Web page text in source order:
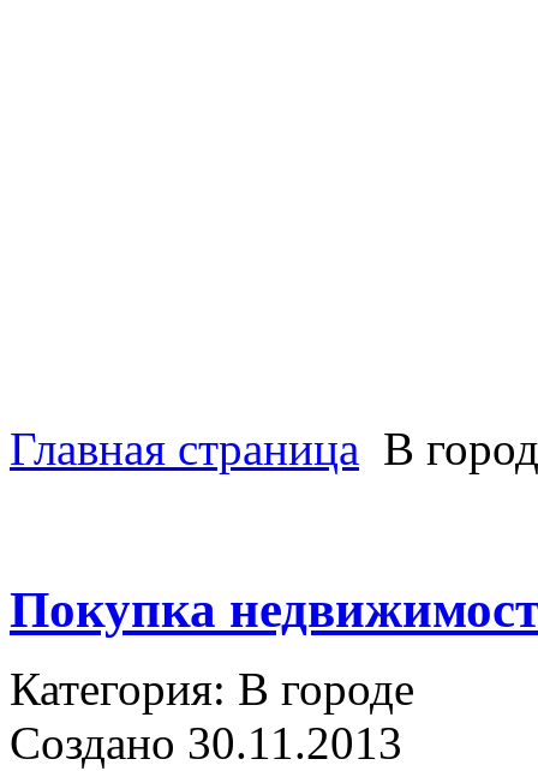
Главная страница В
Покупка
Категория: В городе
Создано 30.11.2013